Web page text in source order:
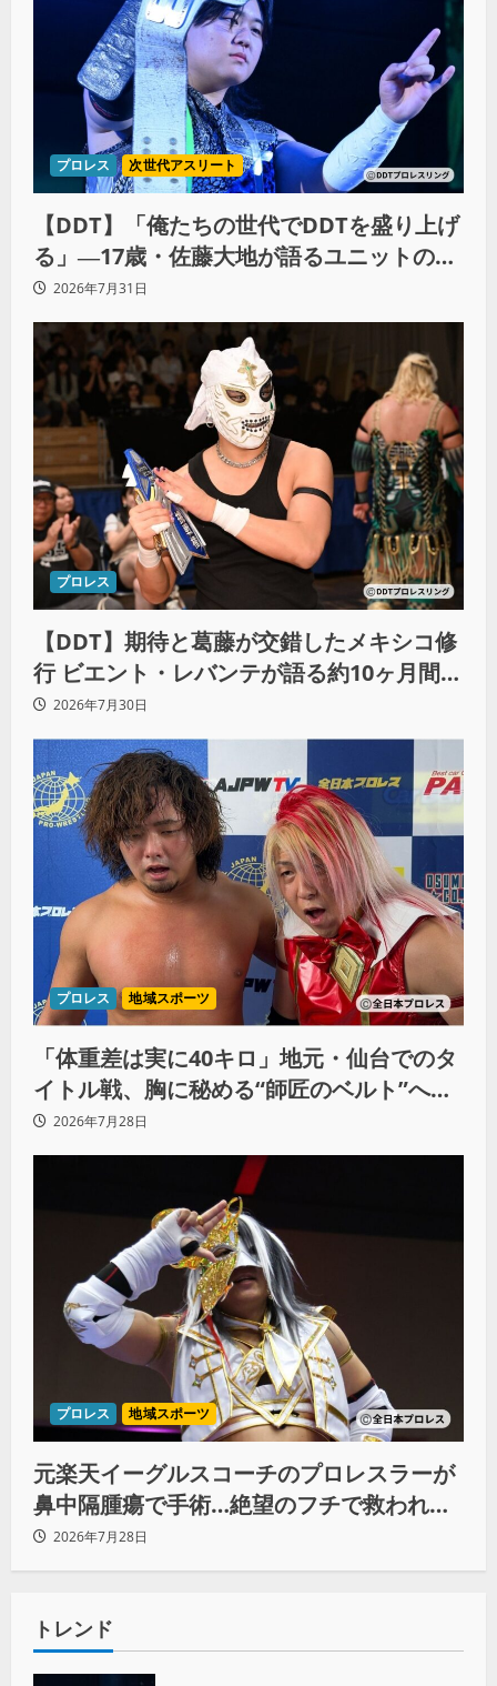
プロレス 次世代アスリート
【DDT】「俺たちの世代でDDTを盛り上げ
る」―17歳・佐藤大地が語るユニットの絆
とシングル王座への飽くなき野望
2026年7月31日
プロレス
【DDT】期待と葛藤が交錯したメキシコ修
行 ビエント・レバンテが語る約10ヶ月間の
苦悩「くすぶっている自分に腹を立ててい
る」
2026年7月30日
プロレス 地域スポーツ
「体重差は実に40キロ」地元・仙台でのタ
イトル戦、胸に秘める“師匠のベルト”への
想いと同期決戦への決意
2026年7月28日
プロレス 地域スポーツ
元楽天イーグルスコーチのプロレスラーが
鼻中隔腫瘍で手術…絶望のフチで救われた
リーダーの言葉
2026年7月28日
トレンド